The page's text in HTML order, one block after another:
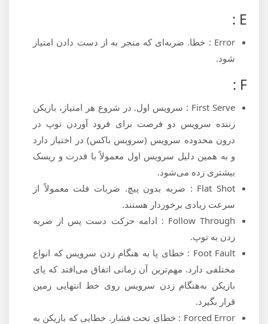
E :
Error : خطا. ضربه‌ای که منجر به از دست دادن امتیاز
‌شود.
F :
First Serve : سرویس اول. در شروع هر امتیاز، بازیکن
زننده سرویس دو فرصت برای فرود آوردن توپ در
درون محدوده سرویس (سرویس باکس) در اختیار دارد
و به همین دلیل سرویس اول معمولاً با قدرت و ریسک
بیشتری زده می‌شود.
Flat Shot : ضربه‌ بدون پیچ. ضربات فلت معمولاً از
سرعت زیادی برخوردار هستند.
Follow Through : ادامه حرکت دست پس از ضربه
زدن به توپ.
Foot Fault : خطای پا به هنگام زدن سرویس که انواع
مختلفی دارد. مهم‌ترین آن زمانی اتفاق می‌افتد که پای
بازیکن به‌هنگام زدن سرویس روی خط انتهایی زمین
قرار بگیرد.
Forced Error : خطای تحت فشار. خطایی که بازیکن به